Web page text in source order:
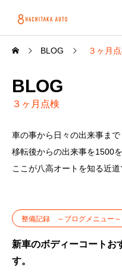
BLOG ３ヶ月
BLOG
３ヶ月点検
車の事から日々の出来事ま
移転後からの出来事を1500
ここが八高オートを知る近道
整備記録 ～ブログメニュー～
新車のボディーコート
す。